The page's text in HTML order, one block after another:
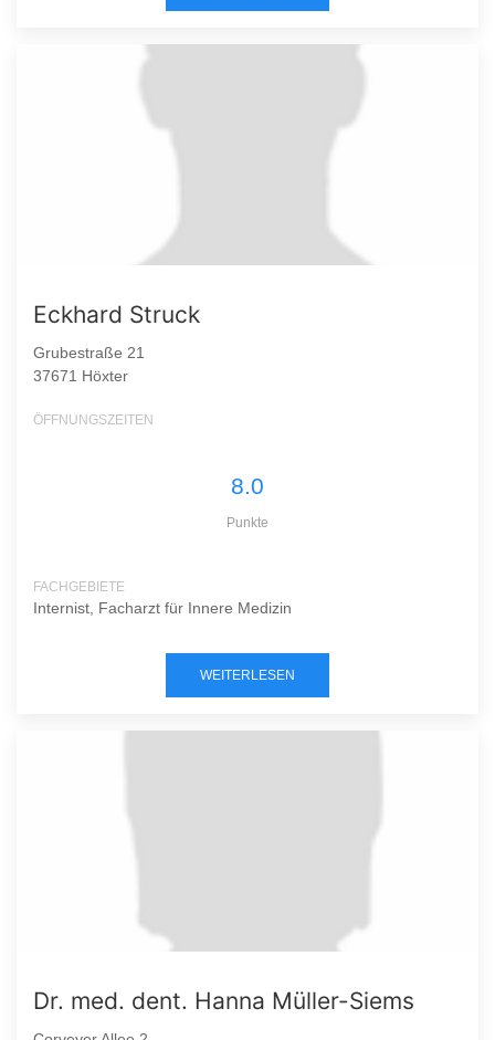
Eckhard Struck
Grubestraße 21
37671 Höxter
ÖFFNUNGSZEITEN
8.0
Punkte
FACHGEBIETE
Internist, Facharzt für Innere Medizin
WEITERLESEN
Dr. med. dent. Hanna Müller-Siems